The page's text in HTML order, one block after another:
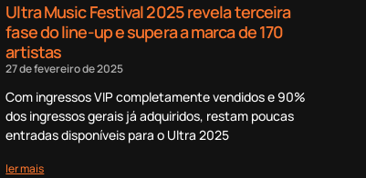
Ultra Music Festival 2025 revela terceira
fase do line-up e supera a marca de 170
artistas
27 de fevereiro de 2025
Com ingressos VIP completamente vendidos e 90%
dos ingressos gerais já adquiridos, restam poucas
entradas disponíveis para o Ultra 2025
ler mais